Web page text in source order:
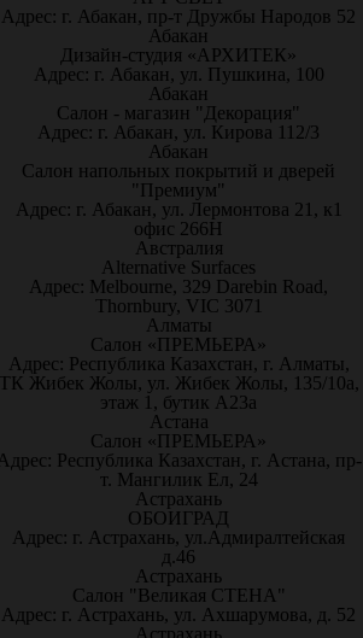
Адрес: г. Абакан, пр-т Дружбы Народов 52
Абакан
Дизайн-студия «АРХИТЕК»
Адрес: г. Абакан, ул. Пушкина, 100
Абакан
Салон - магазин "Декорация"
Адрес: г. Абакан, ул. Кирова 112/3
Абакан
Салон напольных покрытий и дверей
"Премиум"
Адрес: г. Абакан, ул. Лермонтова 21, к1
офис 266Н
Австралия
Alternative Surfaces
Адрес: Melbourne, 329 Darebin Road,
Thornbury, VIC 3071
Алматы
Салон «ПРЕМЬЕРА»
Адрес: Республика Казахстан, г. Алматы,
Жибек Жолы, ул. Жибек Жолы, 135/10а,
этаж 1, бутик А23а
Астана
Салон «ПРЕМЬЕРА»
Республика Казахстан, г. Астана, пр-
т. Мангилик Ел, 24
Астрахань
ОБОИГРАД
Адрес: г. Астрахань, ул.Адмиралтейская
д.46
Астрахань
Салон "Великая СТЕНА"
Адрес: г. Астрахань, ул. Ахшарумова, д. 52